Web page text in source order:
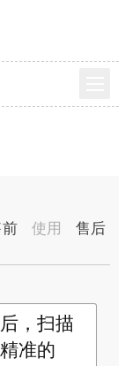
使用 售后
，扫描
准的